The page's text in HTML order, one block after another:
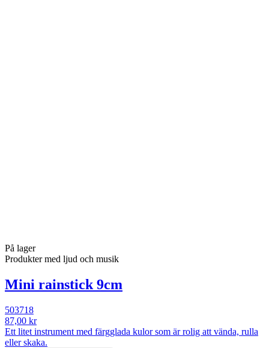
På lager
Produkter med ljud och musik
Mini rainstick 9cm
503718
87,00 kr
Ett litet instrument med färgglada kulor som är rolig att vända, rulla
eller skaka.